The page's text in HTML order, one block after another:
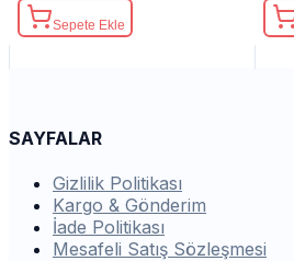
Sepete Ekle
SAYFALAR
Gizlilik Politikası
Kargo & Gönderim
İade Politikası
Mesafeli Satış Sözleşmesi